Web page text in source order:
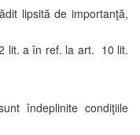
lipsită de importanţă,
lit. a în ref. la art. 10 lit.
îndeplinite condiţiile